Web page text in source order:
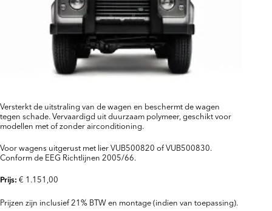
Versterkt de uitstraling van de wagen en beschermt de wagen
tegen schade. Vervaardigd uit duurzaam polymeer, geschikt voor
modellen met of zonder airconditioning.
Voor wagens uitgerust met lier VUB500820 of VUB500830.
Conform de EEG Richtlijnen 2005/66.
Prijs: € 1.151,00
Prijzen zijn inclusief 21% BTW en montage (indien van toepassing).